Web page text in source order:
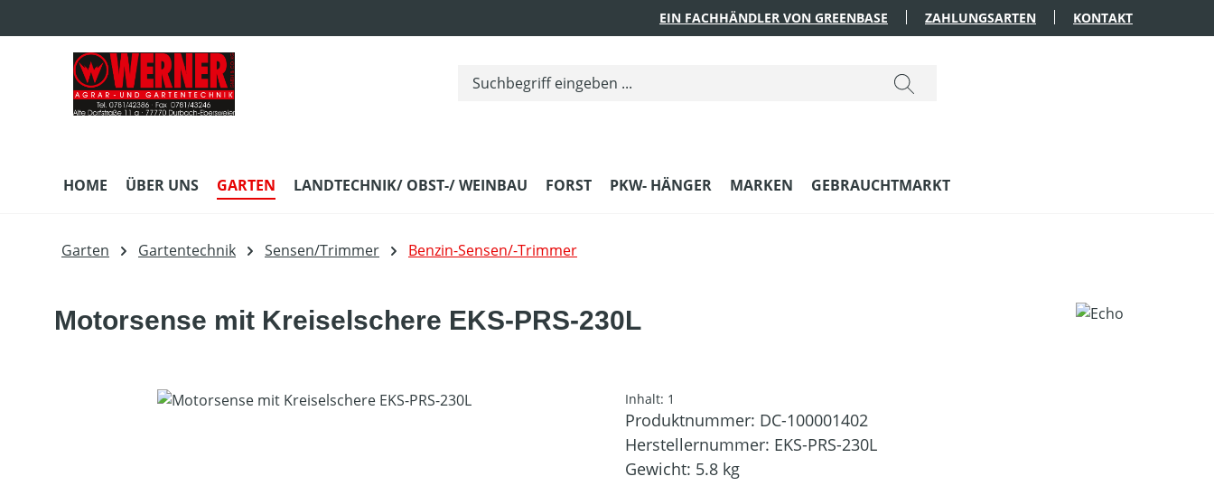
EIN FACHHÄNDLER VON GREENBASE ZAHLUNGSARTEN KONTAKT
HOME ÜBER UNS GARTEN LANDTECHNIK/ OBST-/ WEINBAU FORST PKW- HÄNGER MARKEN GEBRAUCHTMARKT
Garten Gartentechnik Sensen/Trimmer Benzin-Sensen/-Trimmer
Motorsense mit Kreiselschere EKS-PRS-230L
Bildergalerie überspringen Inhalt: 1
Produktnummer: DC-100001402
Herstellernummer: EKS-PRS-230L
Gewicht: 5.8 kg